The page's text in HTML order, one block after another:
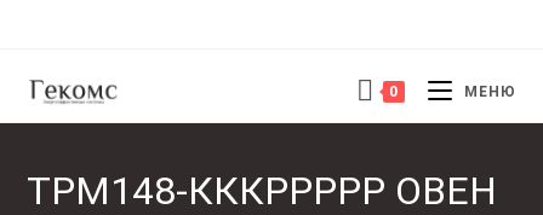
0 МЕНЮ
ТРМ148-КККРРРРР ОВЕН